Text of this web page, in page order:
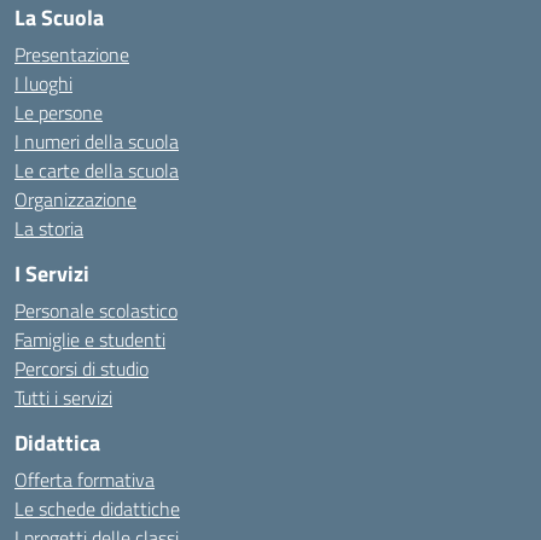
La Scuola
Presentazione
I luoghi
Le persone
I numeri della scuola
Le carte della scuola
Organizzazione
La storia
I Servizi
Personale scolastico
Famiglie e studenti
Percorsi di studio
Tutti i servizi
Didattica
Offerta formativa
Le schede didattiche